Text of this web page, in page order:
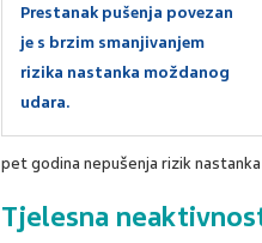
Prestanak pušenja povezan
je s brzim smanjivanjem
rizika nastanka moždanog
udara.
pet godina nepušenja rizik
Tjelesna